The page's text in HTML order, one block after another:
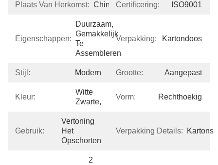
Plaats Van Herkomst: China Certificering: ISO9001
Eigenschappen:
Duurzaam,
Gemakkelijk
Te
Assembleren
Verpakking: Kartondoos
Stijl: Modern Grootte: Aangepast
Kleur:
Witte
Zwarte,
Vorm: Rechthoekig
Gebruik:
Vertoning
Het
Opschorten
Verpakking Details: Kartons
2